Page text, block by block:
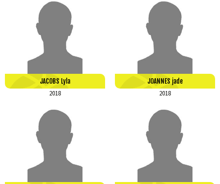
JACOBS Lyla
2018
JOANNES jade
2018